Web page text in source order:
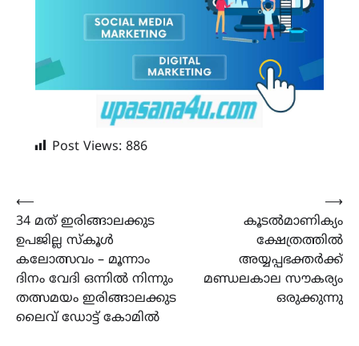
Post Views: 886
Post
navigation
⟵
34 മത് ഇരിങ്ങാലക്കുട
ഉപജില്ല സ്കൂൾ
കലോത്സവം – മൂന്നാം
ദിനം വേദി ഒന്നിൽ നിന്നും
തത്സമയം ഇരിങ്ങാലക്കുട
ലൈവ് ഡോട്ട് കോമിൽ
കൂടൽമാണിക്യം
ക്ഷേത്രത്തിൽ
അയ്യപ്പഭക്തർക്ക്
മണ്ഡലകാല സൗകര്യം
ഒരുക്കുന്നു
⟶